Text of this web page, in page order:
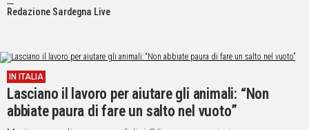
Redazione Sardegna Live
IN ITALIA
Lasciano il lavoro per aiutare gli animali: “Non
abbiate paura di fare un salto nel vuoto”